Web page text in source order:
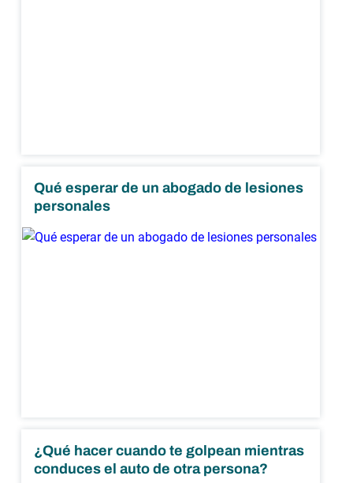
Qué esperar de un abogado de lesiones
personales
¿Qué hacer cuando te golpean mientras
conduces el auto de otra persona?